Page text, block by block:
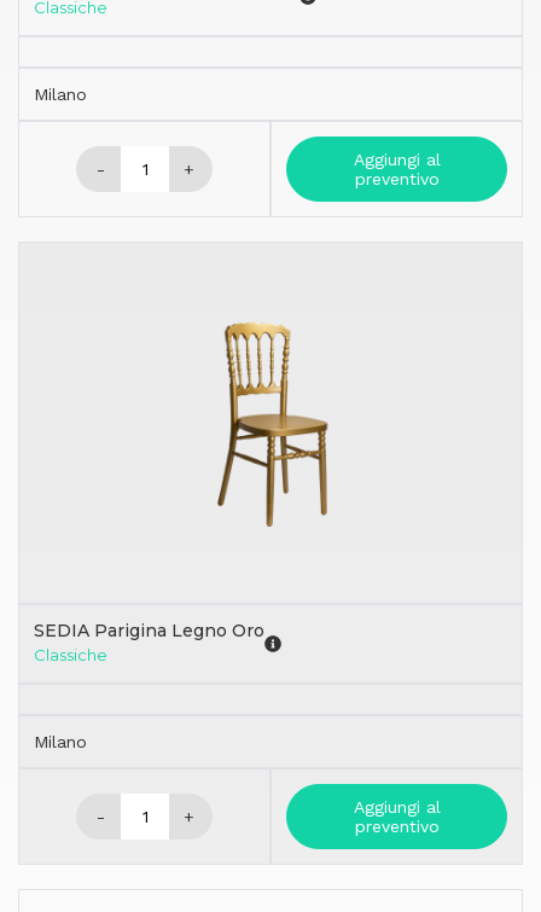
Classiche
Milano
- +
Aggiungi al
preventivo
SEDIA Parigina Legno Oro
Classiche
Milano
- +
Aggiungi al
preventivo